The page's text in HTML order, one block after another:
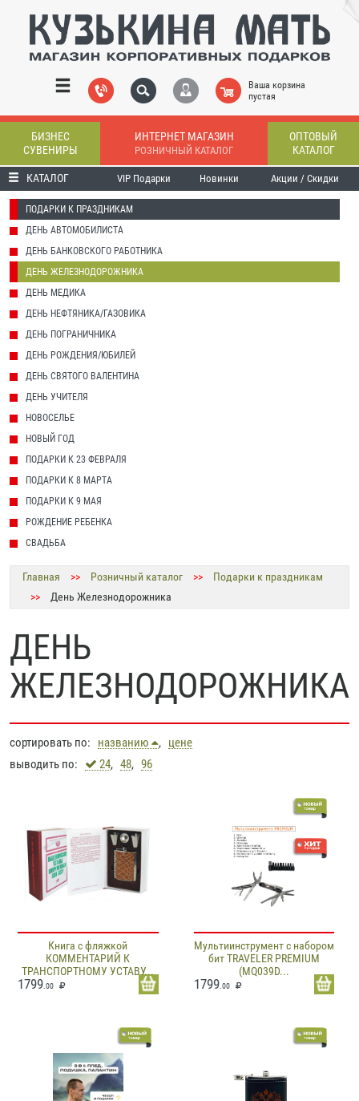
Ваша корзина
пустая
БИЗНЕС
СУВЕНИРЫ
ИНТЕРНЕТ МАГАЗИН
РОЗНИЧНЫЙ КАТАЛОГ
ОПТОВЫЙ
КАТАЛОГ
КАТАЛОГ VIP Подарки Новинки Акции / Скидки
ПОДАРКИ К ПРАЗДНИКАМ
ДЕНЬ АВТОМОБИЛИСТА
ДЕНЬ БАНКОВСКОГО РАБОТНИКА
ДЕНЬ ЖЕЛЕЗНОДОРОЖНИКА
ДЕНЬ МЕДИКА
ДЕНЬ НЕФТЯНИКА/ГАЗОВИКА
ДЕНЬ ПОГРАНИЧНИКА
ДЕНЬ РОЖДЕНИЯ/ЮБИЛЕЙ
ДЕНЬ СВЯТОГО ВАЛЕНТИНА
ДЕНЬ УЧИТЕЛЯ
НОВОСЕЛЬЕ
НОВЫЙ ГОД
ПОДАРКИ К 23 ФЕВРАЛЯ
ПОДАРКИ К 8 МАРТА
ПОДАРКИ К 9 МАЯ
РОЖДЕНИЕ РЕБЕНКА
СВАДЬБА
Главная >> Розничный каталог >>
Подарки к праздникам
>>
День Железнодорожника
ДЕНЬ
ЖЕЛЕЗНОДОРОЖНИКА
сортировать по: названию , цене
выводить по:
24, 48, 96
Книга с фляжкой
КОММЕНТАРИЙ К
ТРАНСПОРТНОМУ УСТАВУ...
1799 .00
Мультиинструмент с набором
бит TRAVELER PREMIUM
(MQ039D...
1799.00